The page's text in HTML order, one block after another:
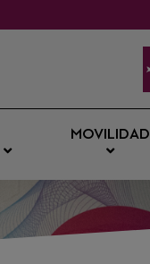
MOVILIDAD